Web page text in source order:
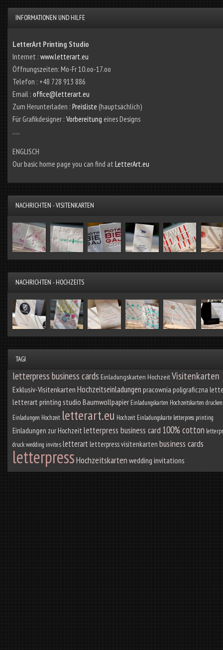
INFORMATIONEN UND HILFE
LetterArt Printing Studio
Internet : www.letterart.eu
Öffnungszeiten: Mo-Fr 10.oo-17.oo
Telefon : +48 728 913 886
Email : office@letterart.eu
Zum Herunterladen : Preisliste (hauptsächlich)
Für Grafikdesigner : Vorbereitung eines Designs
.....
ENGLISCH
Our basic home page you can find at LetterArt.eu
NACHRICHTEN - VISITENKARTEN
NACHRICHTEN - HOCHZEITS
TAGI
letterpress business cards Einladungskarten HochzeitVisitenkarten
Exklusiv-Visitenkarten Hochzeitseinladungen pracownia poligraficzna
letterart printing studio Baumwollpapier Einladungskarten Hochzeitskarten drucken
Einladungen Hochzeit letterart.eu Hochzeit Einladungskarte letterpress printing
Einladungen zur Hochzeit letterpress business card 100% cotton
druckwedding invitesletterart letterpress visitenkarten business cards
letterpressHochzeitskarten wedding invitations